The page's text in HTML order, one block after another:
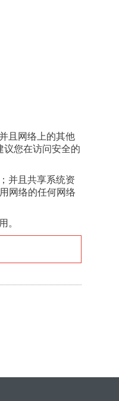
且网络上的其他
议您在访问安全的
并且共享系统资
网络的任何网络